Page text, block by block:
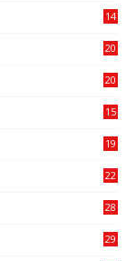
14
20
20
15
19
22
28
29